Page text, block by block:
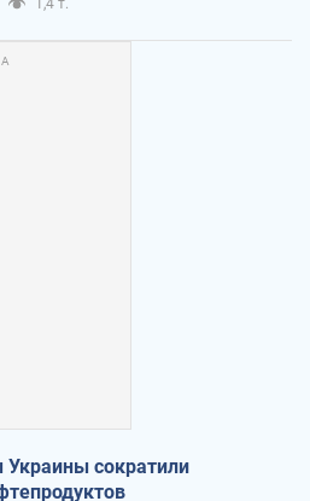
Украины сократили